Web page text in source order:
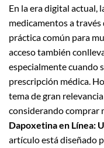
En la era digital actual,
medicamentos a
práctica común para
acceso también
especialmente cuando
prescripción médica.
tema de gran
considerando comprar
Dapoxetina en Línea:
artículo está diseñado